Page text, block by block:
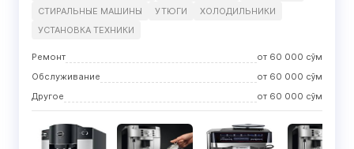
СТИРАЛЬНЫЕ МАШИНЫ
УТЮГИ
ХОЛОДИЛЬНИКИ
УСТАНОВКА ТЕХНИКИ
Ремонт от 60 000 сўм
Обслуживание
от 60 000 сўм
Другое
от 60 000 сўм